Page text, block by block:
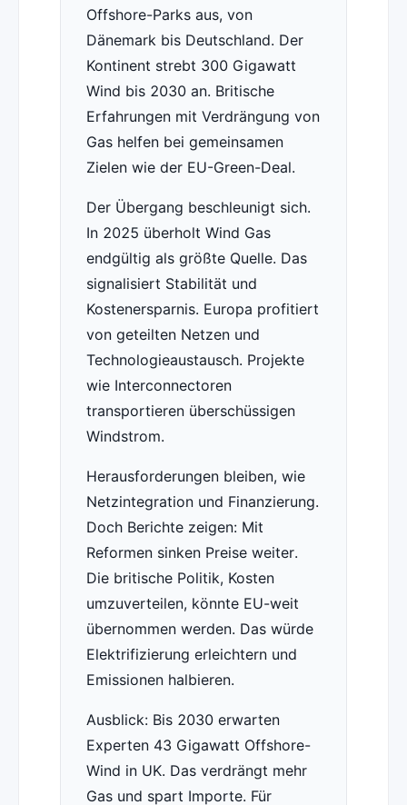
Offshore-Parks aus, von
Dänemark bis Deutschland. Der
Kontinent strebt 300 Gigawatt
Wind bis 2030 an. Britische
Erfahrungen mit Verdrängung von
Gas helfen bei gemeinsamen
Zielen wie der EU-Green-Deal.
Der Übergang beschleunigt sich.
In 2025 überholt Wind Gas
endgültig als größte Quelle. Das
signalisiert Stabilität und
Kostenersparnis. Europa profitiert
von geteilten Netzen und
Technologieaustausch. Projekte
wie Interconnectoren
transportieren überschüssigen
Windstrom.
Herausforderungen bleiben, wie
Netzintegration und Finanzierung.
Doch Berichte zeigen: Mit
Reformen sinken Preise weiter.
Die britische Politik, Kosten
umzuverteilen, könnte EU-weit
übernommen werden. Das würde
Elektrifizierung erleichtern und
Emissionen halbieren.
Ausblick: Bis 2030 erwarten
Experten 43 Gigawatt Offshore-
Wind in UK. Das verdrängt mehr
Gas und spart Importe. Für